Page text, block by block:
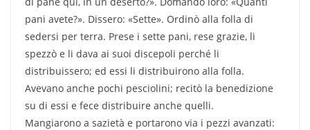
pani avete?». Dissero: «Sette». Ordinò alla folla di
sedersi per terra. Prese i sette pani, rese grazie, li
spezzò e li dava ai suoi discepoli perché li
distribuissero; ed essi li distribuirono alla folla.
Avevano anche pochi pesciolini; recitò la benedizione
su di essi e fece distribuire anche quelli.
Mangiarono a sazietà e portarono via i pezzi avanzati: